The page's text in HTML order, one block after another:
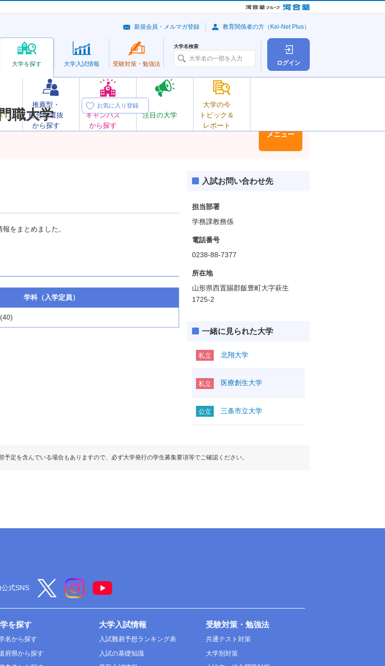
ログイン
大学を探す
す
推薦型・
総合型選抜
から探す
オープン
キャンパス
から探す
注目の大学
大学の今
トピック＆
レポート
大学入試情報 受験対策・ 勉強法
大学名検索
新規会員・メルマガ登録 教育関係者の方（Kei-Net Plus）
職大学
お気に入り登録
メニュー
をまとめました。
学科（入学定員）
入試お問い合わせ先
担当部署
学務課教務係
電話番号
0238-88-7377
所在地
山形県西置賜郡飯豊町大字萩生
1725-2
一緒に見られた大学
私立 北翔大学
私立 医療創生大学
公立 三条市立大学
定を含んでいる場合もありますので、必ず大学発行の学生募集要項等でご確認ください。
式SNS
を探す
名から探す
府県から探す
大学入試情報
入試難易予想ランキング表
入試の基礎知識
受験対策・勉強法
共通テスト対策
大学別対策